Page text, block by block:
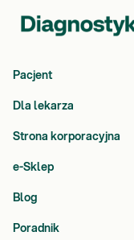
Pacjent
Dla lekarza
Strona korporacyjna
e-Sklep
Blog
Poradnik